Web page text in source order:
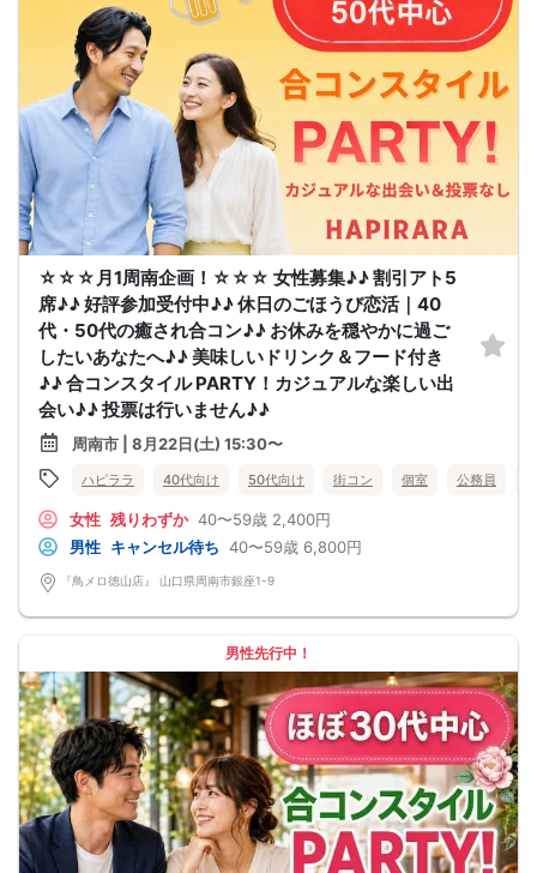
☆☆☆月1周南企画！☆☆☆ 女性募集♪♪ 割引アト5
席♪♪ 好評参加受付中♪♪ 休日のごほうび恋活｜40
代・50代の癒され合コン♪♪ お休みを穏やかに過ご
したいあなたへ♪♪ 美味しいドリンク＆フード付き
♪♪ 合コンスタイル PARTY！カジュアルな楽しい出
会い♪♪ 投票は行いません♪♪
周南市 | 8月22日(土) 15:30〜
ハピララ 40代向け 50代向け 街コン 個室 公務員
女性 残りわずか 40〜59歳 2,400円
男性 キャンセル待ち 40〜59歳 6,800円
『鳥メロ徳山店』 山口県周南市銀座1-9
男性先行中！